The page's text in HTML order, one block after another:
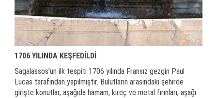
1706 YILINDA KEŞFEDİLDİ
Sagalassos’un ilk tespiti 1706 yılında Fransız gezgin Paul
Lucas tarafından yapılmıştır. Bulutların arasındaki şehirde
girişte konutlar, aşağıda hamam, kireç ve metal fırınları, aşağı